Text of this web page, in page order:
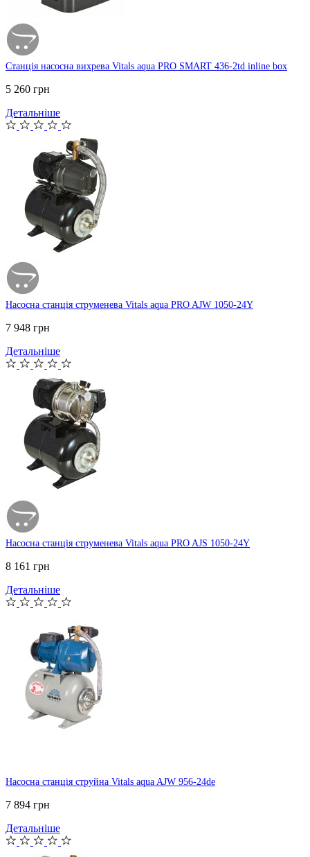
Станція насосна вихрева Vitals aqua PRO SMART 436-2td inline box
5 260 грн
Детальніше
Насосна станція струменева Vitals aqua PRO AJW 1050-24Y
7 948 грн
Детальніше
Насосна станція струменева Vitals aqua PRO AJS 1050-24Y
8 161 грн
Детальніше
Насосна станція струйна Vitals aqua AJW 956-24de
7 894 грн
Детальніше